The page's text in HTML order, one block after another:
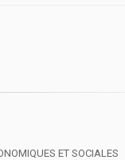
ET SOCIALES